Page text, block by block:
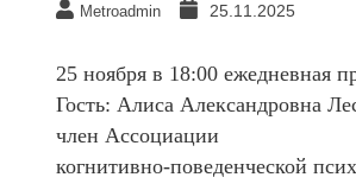
Metroadmin 25.11.2025
25 ноября в 18:00
Гость: Алиса Александровна
член Ассоциации
когнитивно-поведенческой